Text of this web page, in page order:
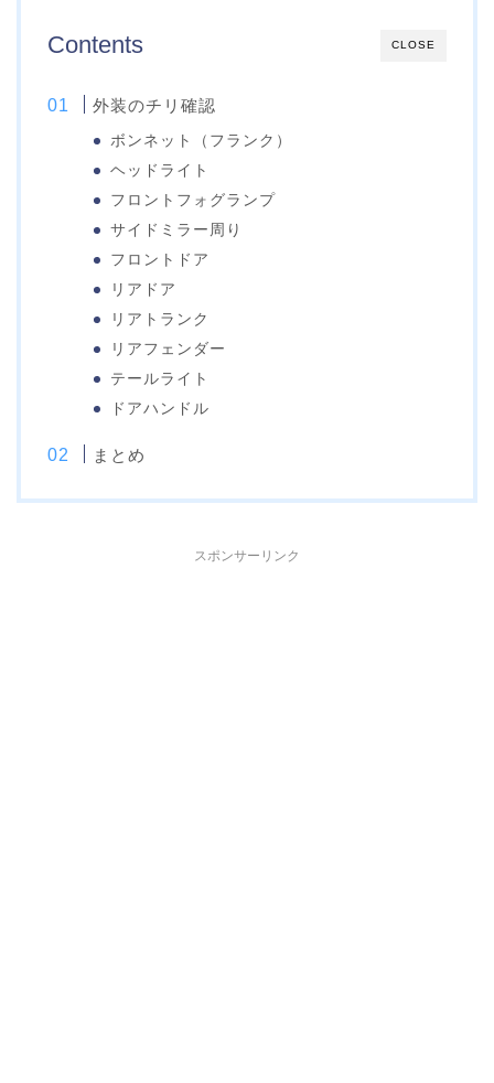
CLOSE
Contents
外装のチリ確認
ボンネット（フランク）
ヘッドライト
フロントフォグランプ
サイドミラー周り
フロントドア
リアドア
リアトランク
リアフェンダー
テールライト
ドアハンドル
まとめ
スポンサーリンク